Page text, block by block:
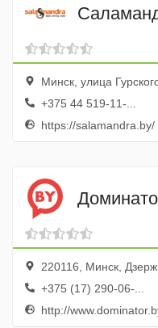
Минск, улица
+375 44 519-11-...
https://salamandra.by/
220116, Минск,
+375 (17) 290-06-...
http://